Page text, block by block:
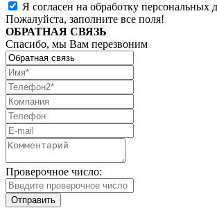
Я согласен на обработку персональных
Пожалуйста, заполните все поля!
ОБРАТНАЯ СВЯЗЬ
Спасибо, мы Вам перезвоним
Проверочное число: